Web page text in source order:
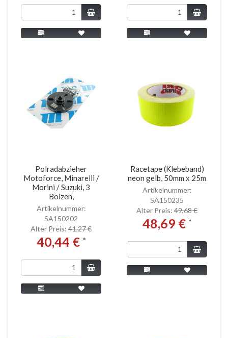
Polradabzieher
Motoforce, Minarelli /
Morini / Suzuki, 3
Bolzen,
Artikelnummer:
SA150202
Alter Preis: 41,27 €
40,44 € *
Racetape (Klebeband)
neon gelb, 50mm x 25m
Artikelnummer:
SA150235
Alter Preis: 49,68 €
48,69 € *